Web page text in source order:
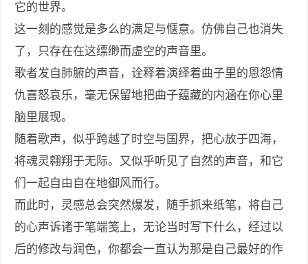
它的世界。
这一刻的感觉是多么的满足与惬意。仿佛自己也消失
了，只存在在这缥缈而虚空的声音里。
歌者发自肺腑的声音，诠释着演绎着曲子里的恩怨情
仇喜怒哀乐，毫无保留地把曲子蕴藏的内涵在你心里
脑里展现。
随着歌声，似乎跨越了时空与国界，把心放于四海，
将魂灵翱翔于无际。又似乎听见了自然的声音，和它
们一起自由自在地御风而行。
而此时，灵感总会突然爆发，随手抓来纸笔，将自己
的心声诉诸于笔端笺上，无论当时写下什么，经过以
后的修改与润色，你都会一直认为那是自己最好的作